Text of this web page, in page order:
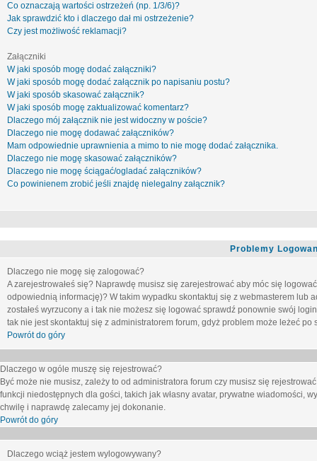
Co oznaczają wartości ostrzeżeń (np. 1/3/6)?
Jak sprawdzić kto i dlaczego dał mi ostrzeżenie?
Czy jest możliwość reklamacji?
Załączniki
W jaki sposób mogę dodać załączniki?
W jaki sposób mogę dodać załącznik po napisaniu postu?
W jaki sposób skasować załącznik?
W jaki sposób mogę zaktualizować komentarz?
Dlaczego mój załącznik nie jest widoczny w poście?
Dlaczego nie mogę dodawać załączników?
Mam odpowiednie uprawnienia a mimo to nie mogę dodać załącznika.
Dlaczego nie mogę skasować załączników?
Dlaczego nie mogę ściągać/ogladać załączników?
Co powinienem zrobić jeśli znajdę nielegalny załącznik?
Problemy
Dlaczego nie mogę się zalogować?
A zarejestrowałeś się? Naprawdę musisz się zarejestrować aby móc się
odpowiednią informację)? W takim wypadku skontaktuj się z webmasterem lub
zostałeś wyrzucony a i tak nie możesz się logować sprawdź ponownie swój
tak nie jest skontaktuj się z administratorem forum, gdyż problem może leżeć po
Powrót do góry
Dlaczego w ogóle muszę się rejestrować?
Być może nie musisz, zależy to od administratora forum czy musisz się
funkcji niedostępnych dla gości, takich jak własny avatar, prywatne wiadomości,
chwilę i naprawdę zalecamy jej dokonanie.
Powrót do góry
Dlaczego wciąż jestem wylogowywany?